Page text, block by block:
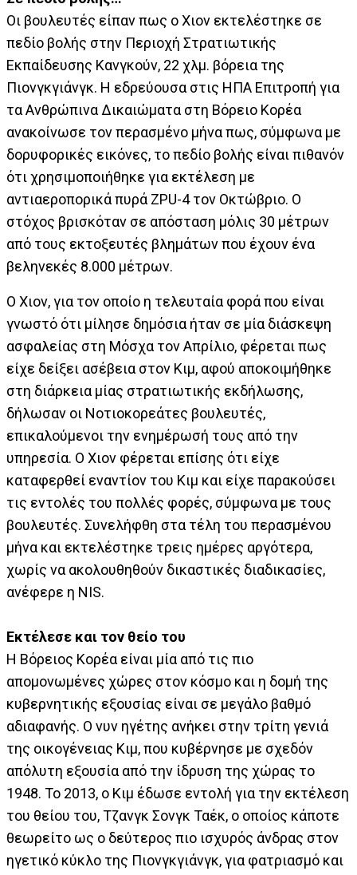
Οι βουλευτές είπαν πως ο Χιον εκτελέστηκε σε
πεδίο βολής στην Περιοχή Στρατιωτικής
Εκπαίδευσης Κανγκούν, 22 χλμ. βόρεια της
Πιονγκγιάνγκ. Η εδρεύουσα στις ΗΠΑ Επιτροπή για
τα Ανθρώπινα Δικαιώματα στη Βόρειο Κορέα
ανακοίνωσε τον περασμένο μήνα πως, σύμφωνα με
δορυφορικές εικόνες, το πεδίο βολής είναι πιθανόν
ότι χρησιμοποιήθηκε για εκτέλεση με
αντιαεροπορικά πυρά ZPU-4 τον Οκτώβριο. Ο
στόχος βρισκόταν σε απόσταση μόλις 30 μέτρων
από τους εκτοξευτές βλημάτων που έχουν ένα
βεληνεκές 8.000 μέτρων.
Ο Χιον, για τον οποίο η τελευταία φορά που είναι
γνωστό ότι μίλησε δημόσια ήταν σε μία διάσκεψη
ασφαλείας στη Μόσχα τον Απρίλιο, φέρεται πως
είχε δείξει ασέβεια στον Κιμ, αφού αποκοιμήθηκε
στη διάρκεια μίας στρατιωτικής εκδήλωσης,
δήλωσαν οι Νοτιοκορεάτες βουλευτές,
επικαλούμενοι την ενημέρωσή τους από την
υπηρεσία. Ο Χιον φέρεται επίσης ότι είχε
καταφερθεί εναντίον του Κιμ και είχε παρακούσει
τις εντολές του πολλές φορές, σύμφωνα με τους
βουλευτές. Συνελήφθη στα τέλη του περασμένου
μήνα και εκτελέστηκε τρεις ημέρες αργότερα,
χωρίς να ακολουθηθούν δικαστικές διαδικασίες,
ανέφερε η NIS.
Εκτέλεσε και τον θείο του
Η Βόρειος Κορέα είναι μία από τις πιο
απομονωμένες χώρες στον κόσμο και η δομή της
κυβερνητικής εξουσίας είναι σε μεγάλο βαθμό
αδιαφανής. Ο νυν ηγέτης ανήκει στην τρίτη γενιά
της οικογένειας Κιμ, που κυβέρνησε με σχεδόν
απόλυτη εξουσία από την ίδρυση της χώρας το
1948. Το 2013, ο Κιμ έδωσε εντολή για την εκτέλεση
του θείου του, Τζανγκ Σονγκ Ταέκ, ο οποίος κάποτε
θεωρείτο ως ο δεύτερος πιο ισχυρός άνδρας στον
ηγετικό κύκλο της Πιονγκγιάνγκ, για φατριασμό και